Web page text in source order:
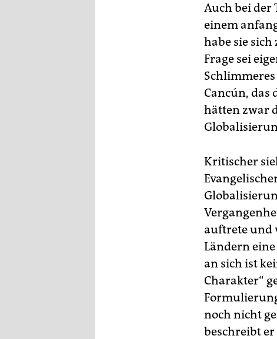
Auch bei der
einem
habe sie
Frage sei
Cancún, das
hätten zwar
Kritischer
auftrete und
Ländern
an sich ist
Charakter“
noch nicht
beschreibt